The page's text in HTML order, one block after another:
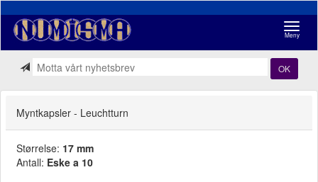
Meny
OK
Myntkapsler - Leuchtturn
Størrelse: 17 mm
Antall: Eske a 10